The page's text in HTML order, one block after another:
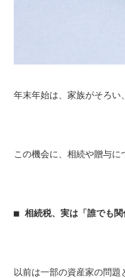
年末年始は、家族がそろい
この機会に、相続や贈与に
■ 相続税、実は「誰でも関
以前は一部の資産家の問題